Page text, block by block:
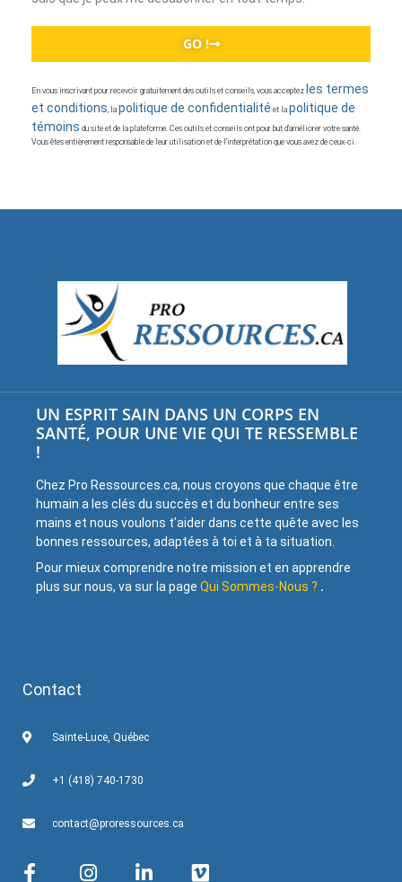
GO !
En vous inscrivant pour recevoir gratuitement des outils et conseils, vous acceptez les termes
et conditions, la politique de confidentialité et la politique de
témoins du site et de la plateforme. Ces outils et conseils ont pour but d’améliorer votre santé.
Vous êtes entièrement responsable de leur utilisation et de l’interprétation que vous avez de ceux-ci.
UN ESPRIT SAIN DANS UN CORPS EN
SANTÉ, POUR UNE VIE QUI TE RESSEMBLE
!
Chez Pro Ressources.ca, nous croyons que chaque être
humain a les clés du succès et du bonheur entre ses
mains et nous voulons t’aider dans cette quête avec les
bonnes ressources, adaptées à toi et à ta situation.
Pour mieux comprendre notre mission et en apprendre
plus sur nous, va sur la page Qui Sommes-Nous ? .
Contact
Sainte-Luce, Québec
+1 (418) 740-1730
contact@proressources.ca